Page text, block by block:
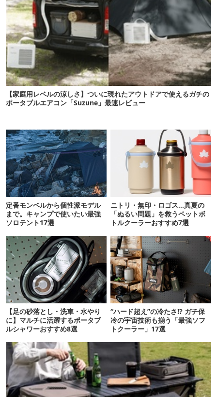
【家庭用レベルの涼しさ】ついに現れたアウトドアで使えるガチの
ポータブルエアコン「Suzune」最速レビュー
定番モンベルから個性派モデル
まで。キャンプで使いたい最強
ソロテント17選
ニトリ・無印・ロゴス…真夏の
「ぬるい問題」を救うペットボ
トルクーラーおすすめ7選
【足の砂落とし・洗車・水やり
に】マルチに活躍するポータブ
ルシャワーおすすめ8選
“ハード超え”の冷たさ!? ガチ保
冷の宇宙技術も揃う「最強ソフ
トクーラー」17選